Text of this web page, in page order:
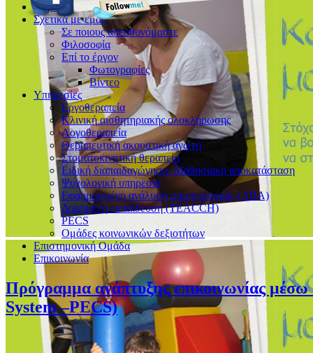
Αρχική
Σχετικά με εμάς
Σε ποιους απευθυνόμαστε
Φιλοσοφία
Επί το έργον
Φωτογραφίες
Βίντεο
Υπηρεσίες
Εργοθεραπεία
Κλινική αισθητηριακής ολοκλήρωσης
Λογοθεραπεία
Θεραπευτική ακουστική αγωγή
Στοματοκινητική θεραπεία
Ειδική διαπαιδαγώγηση- Μαθησιακή αποκατάσταση
Ψυχολογική υπηρεσία
Εφαρμοσμένη ανάλυση συμπεριφοράς (ΑΒΑ)
Δομημένη εκπαίδευση (TEACCH)
PECS
Ομάδες κοινωνικών δεξιοτήτων
Επιστημονική Ομάδα
Επικοινωνία
Πρόγραμμα ανάπτυξης επικοινωνίας
System –PECS)